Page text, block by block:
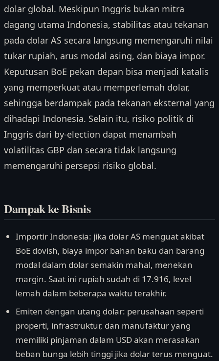
dolar global. Meskipun Inggris bukan mitra
dagang utama Indonesia, stabilitas atau tekanan
pada dolar AS secara langsung memengaruhi nilai
tukar rupiah, arus modal asing, dan biaya impor.
Keputusan BoE pekan depan bisa menjadi katalis
yang memperkuat atau memperlemah dolar,
sehingga berdampak pada tekanan eksternal yang
dihadapi Indonesia. Selain itu, risiko politik di
Inggris dari by-election dapat menambah
volatilitas GBP dan secara tidak langsung
memengaruhi persepsi risiko global.
Dampak ke Bisnis
Importir Indonesia: jika dolar AS menguat akibat
BoE dovish, biaya impor bahan baku dan barang
modal dalam dolar semakin mahal, menekan
margin. Saat ini rupiah sudah di 17.916, level
lemah dalam beberapa waktu terakhir.
Emiten dengan utang dolar: perusahaan seperti
properti, infrastruktur, dan manufaktur yang
memiliki pinjaman dalam USD akan merasakan
beban bunga lebih tinggi jika dolar terus menguat.